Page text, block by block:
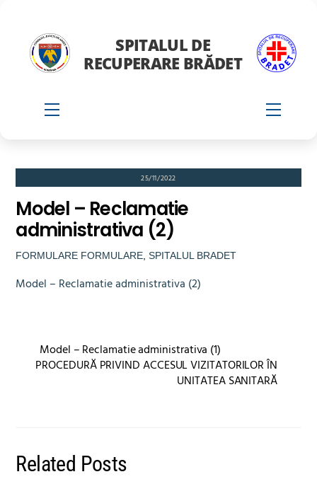
content
SPITALUL DE
RECUPERARE BRĂDET
Menu
Menu
25/11/2022
Model – Reclamatie
administrativa (2)
FORMULARE FORMULARE ,SPITALUL BRADET
Model – Reclamatie administrativa (2)
Model – Reclamatie administrativa (1)
PROCEDURĂ PRIVIND ACCESUL VIZITATORILOR ÎN
UNITATEA SANITARĂ
Related Posts